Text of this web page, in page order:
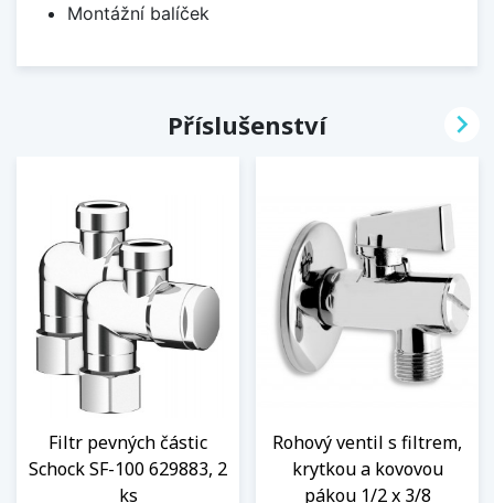
Montážní balíček
Příslušenství
Filtr pevných částic
Schock SF-100 629883, 2
ks
Rohový ventil s filtrem,
krytkou a kovovou
pákou 1/2 x 3/8
